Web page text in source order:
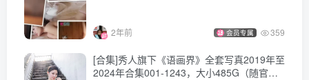
2年前 会员专属 359
[合集]秀人旗下《语画界》全套写真2019年至
2024年合集001-1243，大小485G（随官方